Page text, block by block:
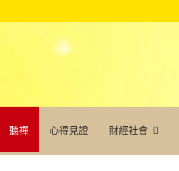
聽禪 心得見證 財經社會